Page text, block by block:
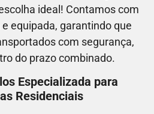
ideal! Contamos com
equipada, garantindo que
com segurança,
do prazo combinado.
Especializada para
Residenciais